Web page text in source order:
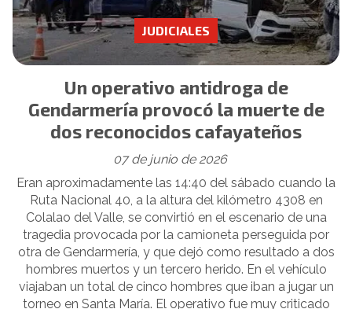
Un operativo antidroga de
Gendarmería provocó la muerte de
dos reconocidos cafayateños
JUDICIALES
07 de junio de 2026
Eran aproximadamente las 14:40 del sábado cuando la
Ruta Nacional 40, a la altura del kilómetro 4308 en
Colalao del Valle, se convirtió en el escenario de una
tragedia provocada por la camioneta perseguida por
otra de Gendarmería, y que dejó como resultado a dos
hombres muertos y un tercero herido. En el vehículo
viajaban un total de cinco hombres que iban a jugar un
torneo en Santa María. El operativo fue muy criticado